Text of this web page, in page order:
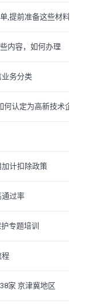
,提前准备这些材料
内容，如何办理
业务分类
认定为高新技术企业
计扣除政策
通过率
专题培训
程
家 京津冀地区